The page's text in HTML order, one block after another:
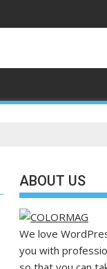
ABOUT US
We love
you with